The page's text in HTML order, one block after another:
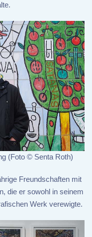
(Foto © Senta Roth)
Freundschaften mit
die er sowohl in seinem
Werk verewigte.